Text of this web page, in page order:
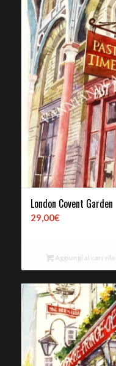
London Covent Garden
29,00€
Aggiungi al carrello